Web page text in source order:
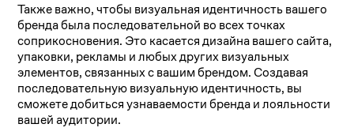
Также важно, чтобы визуальная идентичность вашего
бренда была последовательной во всех точках
соприкосновения. Это касается дизайна вашего сайта,
упаковки, рекламы и любых других визуальных
элементов, связанных с вашим брендом. Создавая
последовательную визуальную идентичность, вы
сможете добиться узнаваемости бренда и лояльности
вашей аудитории.